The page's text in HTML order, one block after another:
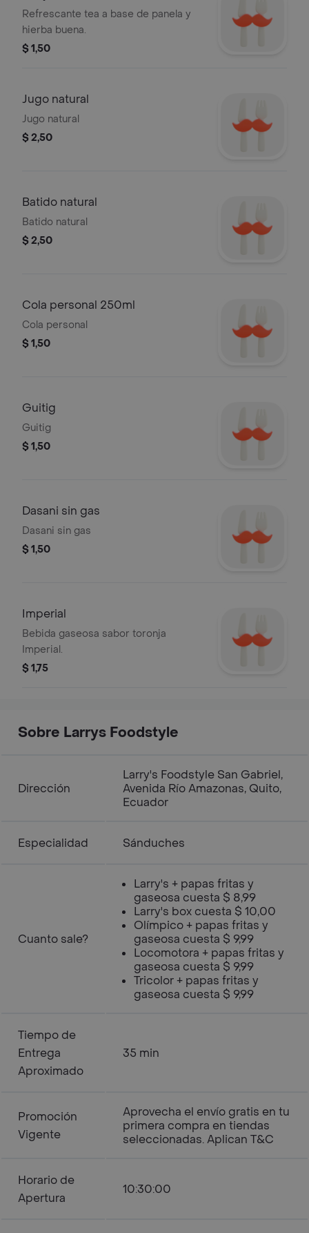
Refrescante tea a base de panela y
hierba buena.
$ 1,50
Jugo natural
Jugo natural
$ 2,50
Batido natural
Batido natural
$ 2,50
Cola personal 250ml
Cola personal
$ 1,50
Guitig
Guitig
$ 1,50
Dasani sin gas
Dasani sin gas
$ 1,50
Imperial
Bebida gaseosa sabor toronja
Imperial.
$ 1,75
Sobre Larrys Foodstyle
Dirección
Larry's Foodstyle San Gabriel,
Avenida Río Amazonas, Quito,
Ecuador
Especialidad Sánduches
Cuanto sale?
Larry's + papas fritas y
gaseosa cuesta $ 8,99
Larry's box cuesta $ 10,00
Olímpico + papas fritas y
gaseosa cuesta $ 9,99
Locomotora + papas fritas y
gaseosa cuesta $ 9,99
Tricolor + papas fritas y
gaseosa cuesta $ 9,99
Tiempo de
Entrega
Aproximado
35 min
Promoción
Vigente
Aprovecha el envío gratis en tu
primera compra en tiendas
seleccionadas. Aplican T&C
Horario de
Apertura
10:30:00